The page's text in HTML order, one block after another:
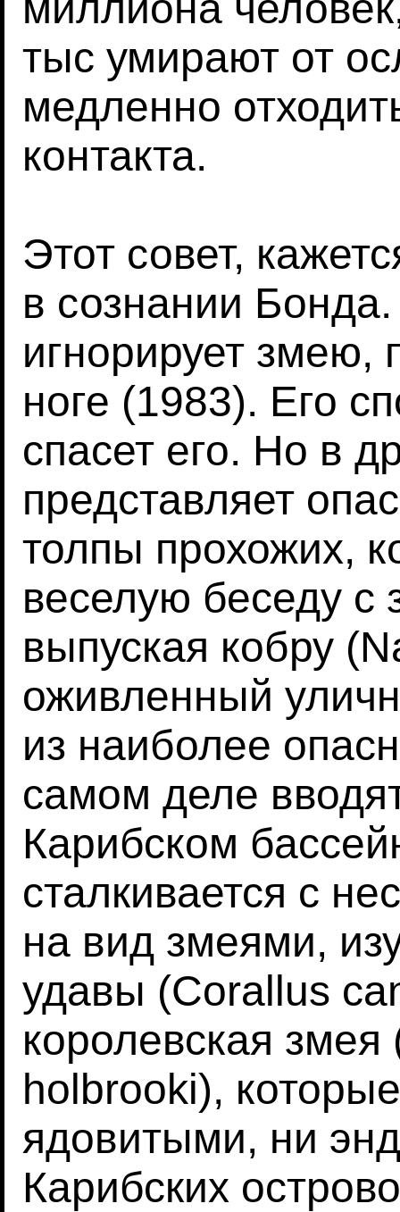
тыс умирают от
медленно
контакта.
Этот совет,
в сознании
игнорирует
ноге (1983). Его
спасет его. Но в
представляет
толпы прохожих,
веселую беседу с
выпуская кобру
оживленный
из наиболее
самом деле
Карибском
сталкивается с
на вид змеями,
удавы (Corallus
королевская
holbrooki),
ядовитыми, ни
Карибских